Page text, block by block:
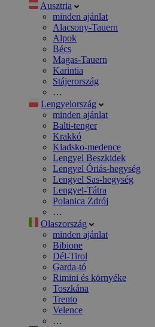
Ausztria
minden ajánlat
Alacsony-Tauern
Alpok
Bécs
Magas-Tauern
Karintia
Stájerország
…
Lengyelország
minden ajánlat
Balti-tenger
Krakkó
Kladsko-medence
Lengyel Beszkidek
Lengyel Óriás-hegység
Lengyel Sas-hegység
Lengyel-Tátra
Polanica Zdrój
…
Olaszország
minden ajánlat
Bibione
Dél-Tirol
Garda-tó
Rimini és környéke
Toszkána
Trento
Velence
…